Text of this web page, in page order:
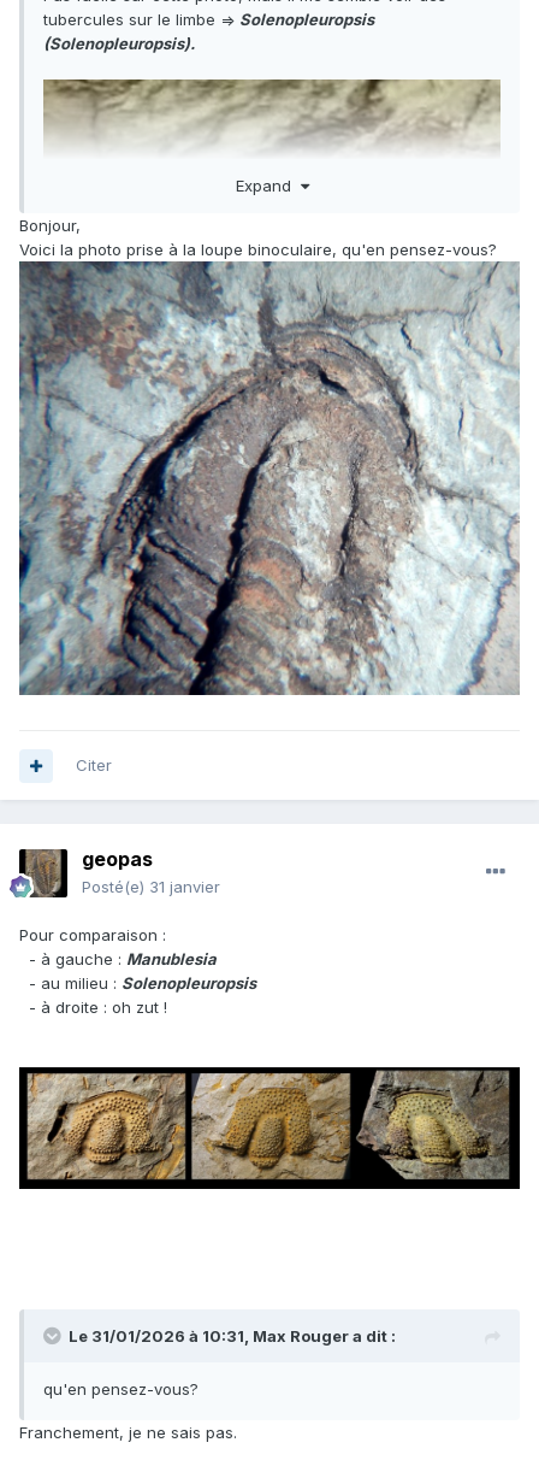
tubercules sur le limbe => Solenopleuropsis
(Solenopleuropsis).
Expand
Bonjour,
Voici la photo prise à la loupe binoculaire, qu'en pensez-vous?
Citer
geopas
Posté(e) 31 janvier
Pour comparaison :
- à gauche : Manublesia
- au milieu : Solenopleuropsis
- à droite : oh zut !
Le 31/01/2026 à 10:31, Max Rougera dit :
qu'en pensez-vous?
Franchement, je ne sais pas.